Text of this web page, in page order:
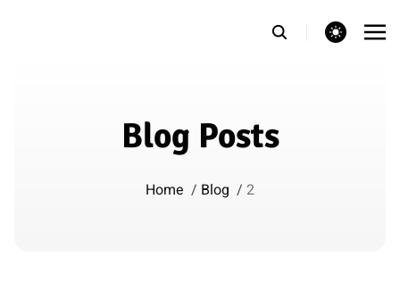
theme switcher
Blog Posts
Home / Blog / 2